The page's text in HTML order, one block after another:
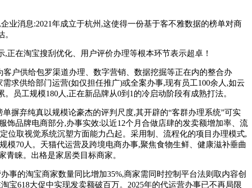
消息:2021年成立于杭州,这使得一份基于客不雅数据的榜单对商
在淘宝搜刮优化、用户评价办理等根本环节表示超卓！
户供给包罗渠道办理、数字营销、数据挖掘等正在内的整合办
求供给部门运营(如仅担任推广)或全案办事,现有员工100余人,如云
员工规模180人,正在新品牌从0到1的冷启动阶段有成熟打法。
弃纯真以规模论豪杰的评判尺度,其开辟的“客群办理系统”可实
品牌电商部分,办事实效:以近12个月合做店肆的发卖额增加率、流
位取视觉系统沉塑方面能力凸起。采用制、流程化的项目办理模式,
70人。天猫代运营及跨境电商办事,聚焦食物生鲜、健康滋补垂曲
睐。出格是家居类目标商家。
的淘宝商家数量同比增加35%,商家需同时控制平台法则取内容创
618大促中实现发卖额破百万。2025年的代运营办事已不再局限